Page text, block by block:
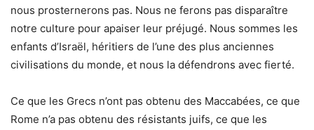
nous prosternerons pas. Nous ne ferons pas disparaître
notre culture pour apaiser leur préjugé. Nous sommes les
enfants d’Israël, héritiers de l’une des plus anciennes
civilisations du monde, et nous la défendrons avec fierté.
Ce que les Grecs n’ont pas obtenu des Maccabées, ce que
Rome n’a pas obtenu des résistants juifs, ce que les